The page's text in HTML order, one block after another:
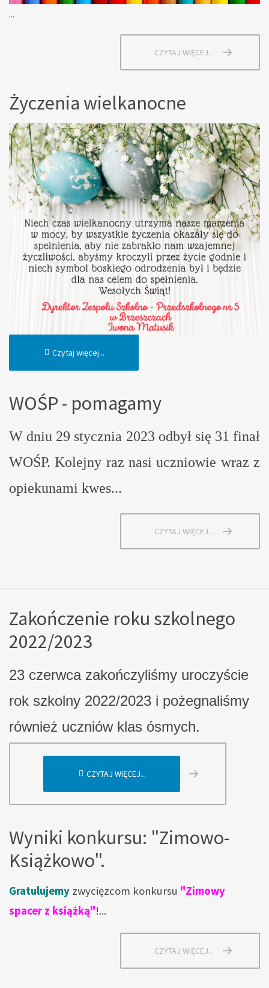
...
CZYTAJ WIĘCEJ...
Życzenia wielkanocne
Czytaj więcej...
WOŚP - pomagamy
W dniu 29 stycznia 2023 odbył się 31 finał
WOŚP. Kolejny raz nasi uczniowie wraz z
opiekunami kwes...
CZYTAJ WIĘCEJ...
Zakończenie roku szkolnego
2022/2023
23 czerwca zakończyliśmy uroczyście
rok szkolny 2022/2023 i pożegnaliśmy
również uczniów klas ósmych.
CZYTAJ WIĘCEJ...
Wyniki konkursu: "Zimowo-
Książkowo".
Gratulujemy zwycięzcom konkursu "Zimowy
spacer z książką"!...
CZYTAJ WIĘCEJ...